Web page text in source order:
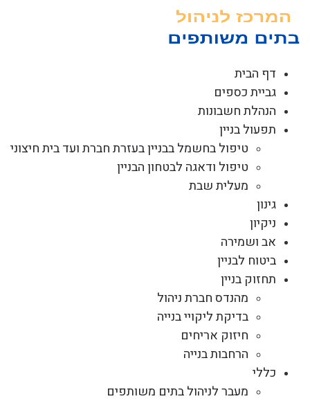
דף הבית
גביית כספים
הנהלת חשבונות
תפעול בניין
טיפול בחשמל בבניין בעזרת חברת ועד בית חיצוני
טיפול ודאגה לבטחון הבניין
מעלית שבת
גינון
ניקיון
אב ושמירה
ביטוח לבניין
תחזוק בניין
מהנדס חברת ניהול
בדיקת ליקויי בנייה
חיזוק אריחים
הרחבות בנייה
כללי
מעבר לניהול בתים משותפים